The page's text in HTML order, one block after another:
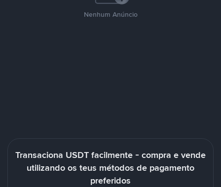
Nenhum Anúncio
Transaciona USDT facilmente - compra e vende
utilizando os teus métodos de pagamento
preferidos